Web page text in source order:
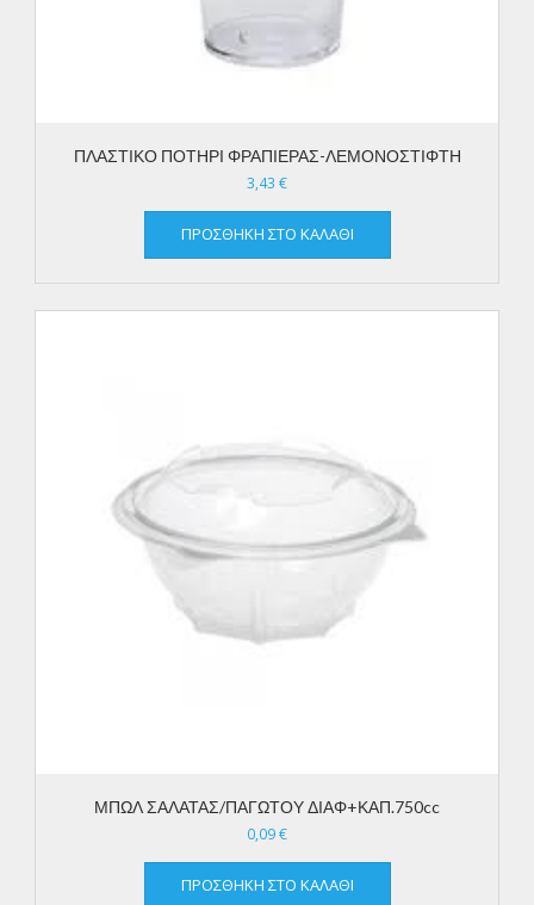
ΠΛΑΣΤΙΚΟ ΠΟΤΗΡΙ ΦΡΑΠΙΕΡΑΣ-ΛΕΜΟΝΟΣΤΙΦΤΗ
3,43 €
ΠΡΟΣΘΉΚΗ ΣΤΟ ΚΑΛΆΘΙ
ΜΠΩΛ ΣΑΛΑΤΑΣ/ΠΑΓΩΤΟΥ ΔΙΑΦ+ΚΑΠ.750cc
0,09€
ΠΡΟΣΘΉΚΗ ΣΤΟ ΚΑΛΆΘΙ